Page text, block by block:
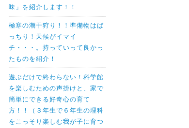
味」を紹介します！！
極寒の潮干狩り！！準備物はば
っちり！天候がイマイ
チ・・・。持っていって良かっ
たものを紹介！
遊ぶだけで終わらない！科学館
を楽しむための声掛けと、家で
簡単にできる好奇心の育て
方！！（３年生で６年生の理科
をこっそり楽しむ我が子に育つ